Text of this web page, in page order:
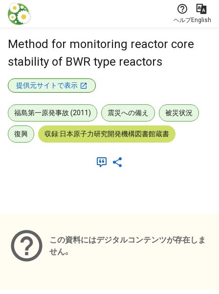
本文に飛ぶ
ヘルプEnglish
Method for monitoring reactor core
stability of BWR type reactors
提供元サイトで表示
福島第一原発事故 (2011) 震災への備え 被災状況
復興 収録:日本原子力研究開発機構図書館蔵書
この資料にはデジタルコンテンツが存在しま
せん。